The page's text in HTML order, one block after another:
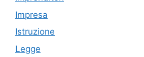
Impresa
Istruzione
Legge